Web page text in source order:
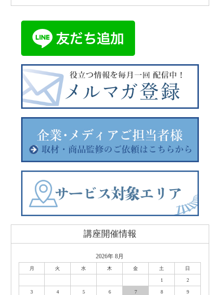
講座開催情報
2026年 8月
月 火 水 木 金 土 日
1 2
3 4 5 6 7 8 9